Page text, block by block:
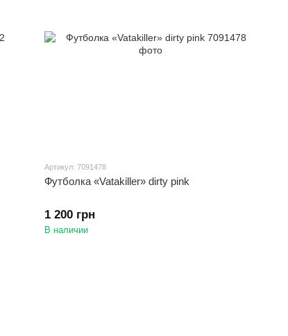
Артикул: 7091478
Футболка «Vatakiller» dirty pink
1 200 грн
В наличии